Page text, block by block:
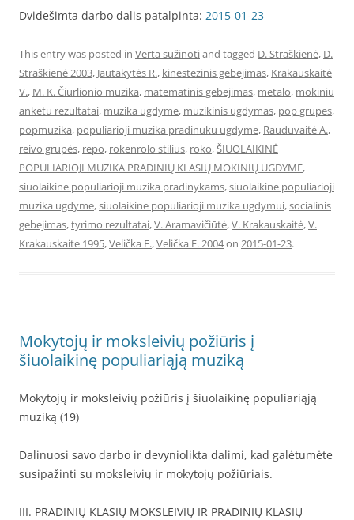
Dvidešimta darbo dalis patalpinta: 2015-01-23
This entry was posted in Verta sužinotiand tagged D. Straškienė, D.
Straškienė 2003, Jautakytės R., kinestezinis gebejimas, Krakauskaitė
V., M. K. Čiurlionio muzika, matematinis gebejimas, metalo, mokiniu
anketu rezultatai, muzika ugdyme, muzikinis ugdymas, pop grupes,
popmuzika, populiarioji muzika pradinuku ugdyme, Rauduvaitė A.,
reivo grupės, repo, rokenrolo stilius, roko,ŠIUOLAIKINĖ
POPULIARIOJI MUZIKA PRADINIŲ KLASIŲ MOKINIŲ UGDYME,
siuolaikine populiarioji muzika pradinykams,siuolaikine populiarioji
muzika ugdyme,siuolaikine populiarioji muzika ugdymui,socialinis
gebejimas,tyrimo rezultatai,V. Aramavičiūtė,V. Krakauskaitė,V.
Krakauskaite 1995,Velička E.,Velička E. 2004on 2015-01-23.
Mokytojų ir moksleivių požiūris į
šiuolaikinę populiariąją muziką
Mokytojų ir moksleivių požiūris į šiuolaikinę populiariąją
muziką (19)
Dalinuosi savo darbo ir devyniolikta dalimi, kad galėtumėte
susipažinti su moksleivių ir mokytojų požiūriais.
III. PRADINIŲ KLASIŲ MOKSLEIVIŲ IR PRADINIŲ KLASIŲ